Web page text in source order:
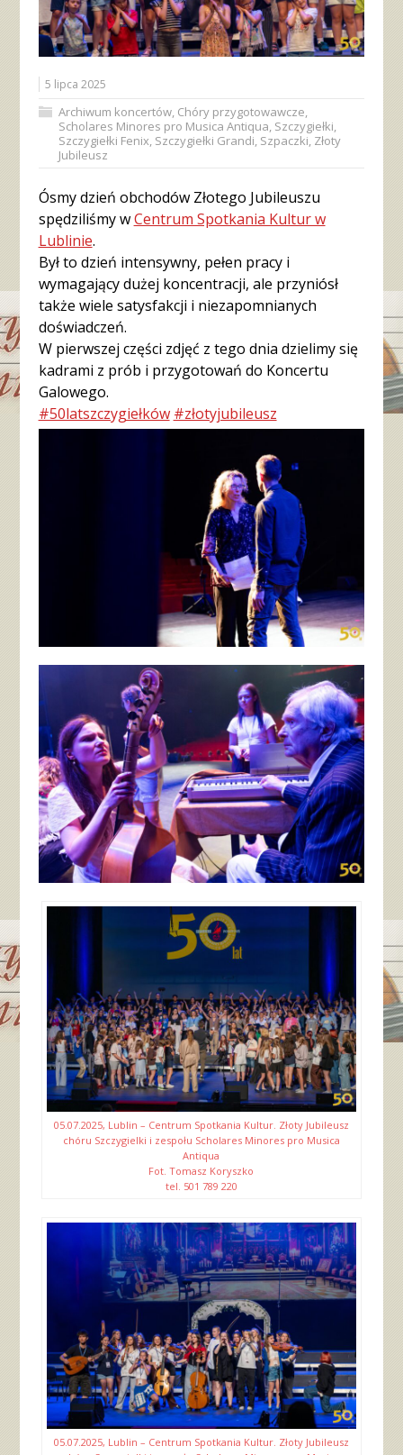
5 lipca 2025
Archiwum koncertów, Chóry przygotowawcze,
Scholares Minores pro Musica Antiqua, Szczygiełki,
Szczygiełki Fenix, Szczygiełki Grandi, Szpaczki, Złoty
Jubileusz
Ósmy dzień obchodów Złotego Jubileuszu
spędziliśmy wCentrum Spotkania Kultur w
Lublinie.
Był to dzień intensywny, pełen pracy i
wymagający dużej koncentracji, ale przyniósł
także wiele satysfakcji i niezapomnianych
doświadczeń.
W pierwszej części zdjęć z tego dnia dzielimy się
kadrami z prób i przygotowań do Koncertu
Galowego.
#50latszczygiełków #złotyjubileusz
05.07.2025, Lublin – Centrum Spotkania Kultur. Złoty Jubileusz
chóru Szczygielki i zespołu Scholares Minores pro Musica
Antiqua
Fot. Tomasz Koryszko
tel. 501 789 220
05.07.2025, Lublin – Centrum Spotkania Kultur. Złoty Jubileusz